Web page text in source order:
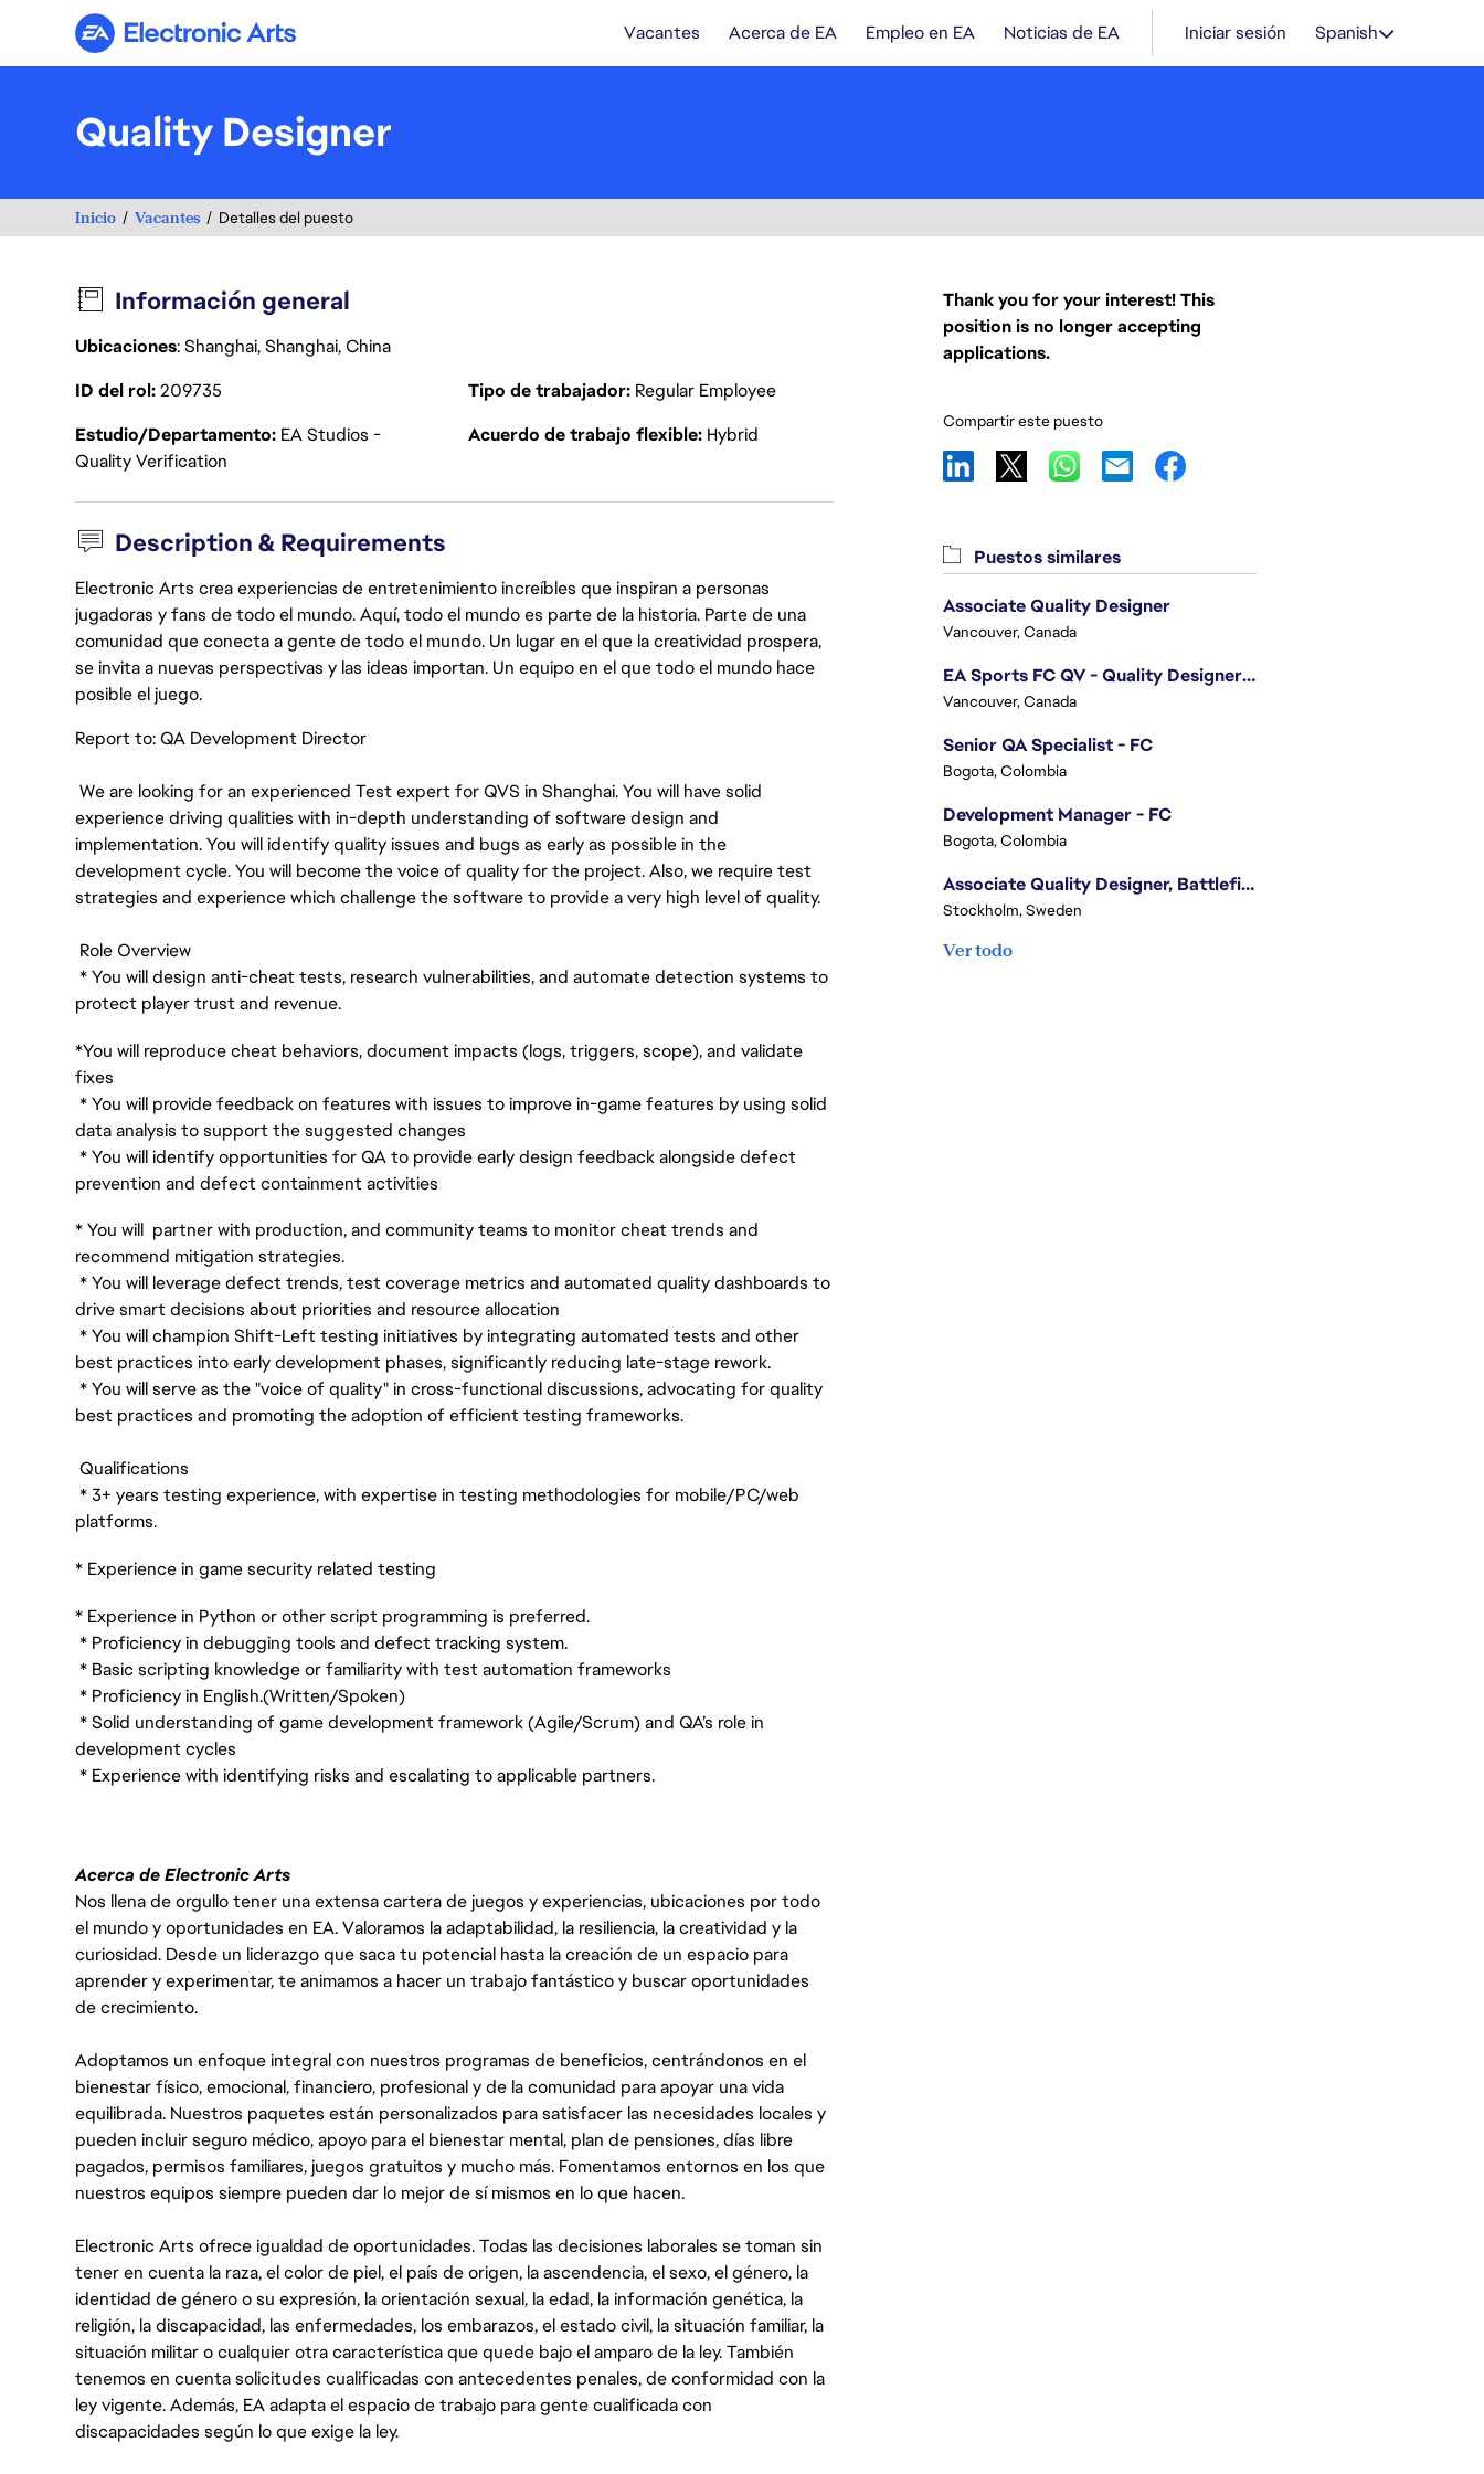
Electronic Arts Vacantes Acerca de EA Empleo en EA Noticias de EA Iniciar sesión Spanish
Quality Designer
Inicio Vacantes Detalles del puesto
Información general
Ubicaciones: Shanghai, Shanghai, China
ID del rol209735 Tipo de trabajador Regular Employee
Estudio/Departamento EA Studios -
Quality Verification
Acuerdo de trabajo flexible Hybrid
Description & Requirements
Electronic Arts crea experiencias de entretenimiento increíbles que inspiran a personas
jugadoras y fans de todo el mundo. Aquí, todo el mundo es parte de la historia. Parte de una
comunidad que conecta a gente de todo el mundo. Un lugar en el que la creatividad prospera,
se invita a nuevas perspectivas y las ideas importan. Un equipo en el que todo el mundo hace
posible el juego.
Report to: QA Development Director
We are looking for an experienced Test expert for QVS in Shanghai. You will have solid
experience driving qualities with in-depth understanding of software design and
implementation. You will identify quality issues and bugs as early as possible in the
development cycle. You will become the voice of quality for the project. Also, we require test
strategies and experience which challenge the software to provide a very high level of quality.
Role Overview
* You will design anti-cheat tests, research vulnerabilities, and automate detection systems to
protect player trust and revenue.
*You will reproduce cheat behaviors, document impacts (logs, triggers, scope), and validate
fixes
* You will provide feedback on features with issues to improve in-game features by using solid
data analysis to support the suggested changes
* You will identify opportunities for QA to provide early design feedback alongside defect
prevention and defect containment activities
* You will partner with production, and community teams to monitor cheat trends and
recommend mitigation strategies.
* You will leverage defect trends, test coverage metrics and automated quality dashboards to
drive smart decisions about priorities and resource allocation
* You will champion Shift-Left testing initiatives by integrating automated tests and other
best practices into early development phases, significantly reducing late-stage rework.
* You will serve as the "voice of quality" in cross-functional discussions, advocating for quality
best practices and promoting the adoption of efficient testing frameworks.
Qualifications
* 3+ years testing experience, with expertise in testing methodologies for mobile/PC/web
platforms.
* Experience in game security related testing
* Experience in Python or other script programming is preferred.
* Proficiency in debugging tools and defect tracking system.
* Basic scripting knowledge or familiarity with test automation frameworks
* Proficiency in English.(Written/Spoken)
* Solid understanding of game development framework (Agile/Scrum) and QA’s role in
development cycles
* Experience with identifying risks and escalating to applicable partners.
Acerca de Electronic Arts
Nos llena de orgullo tener una extensa cartera de juegos y experiencias, ubicaciones por todo
el mundo y oportunidades en EA. Valoramos la adaptabilidad, la resiliencia, la creatividad y la
curiosidad. Desde un liderazgo que saca tu potencial hasta la creación de un espacio para
aprender y experimentar, te animamos a hacer un trabajo fantástico y buscar oportunidades
de crecimiento.
Adoptamos un enfoque integral con nuestros programas de beneficios, centrándonos en el
bienestar físico, emocional, financiero, profesional y de la comunidad para apoyar una vida
equilibrada. Nuestros paquetes están personalizados para satisfacer las necesidades locales y
pueden incluir seguro médico, apoyo para el bienestar mental, plan de pensiones, días libre
pagados, permisos familiares, juegos gratuitos y mucho más. Fomentamos entornos en los que
nuestros equipos siempre pueden dar lo mejor de sí mismos en lo que hacen.
Electronic Arts ofrece igualdad de oportunidades. Todas las decisiones laborales se toman sin
tener en cuenta la raza, el color de piel, el país de origen, la ascendencia, el sexo, el género, la
identidad de género o su expresión, la orientación sexual, la edad, la información genética, la
religión, la discapacidad, las enfermedades, los embarazos, el estado civil, la situación familiar, la
situación militar o cualquier otra característica que quede bajo el amparo de la ley. También
tenemos en cuenta solicitudes cualificadas con antecedentes penales, de conformidad con la
ley vigente. Además, EA adapta el espacio de trabajo para gente cualificada con
discapacidades según lo que exige la ley.
Thank you for your interest! This
position is no longer accepting
applications.
Compartir este puesto
Puestos similares
Associate Quality Designer
Vancouver, Canada
EA Sports FC QV - Quality Designer (Companion App)
Vancouver, Canada
Senior QA Specialist - FC
Bogota, Colombia
Development Manager - FC
Bogota, Colombia
Associate Quality Designer, Battlefield QV
Stockholm, Sweden
Ver todo